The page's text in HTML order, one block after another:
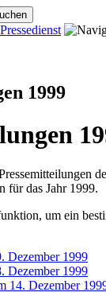
Pressedienst
1999
für das Jahr 1999.
um ein
Dezember 1999
Dezember 1999
14. Dezember